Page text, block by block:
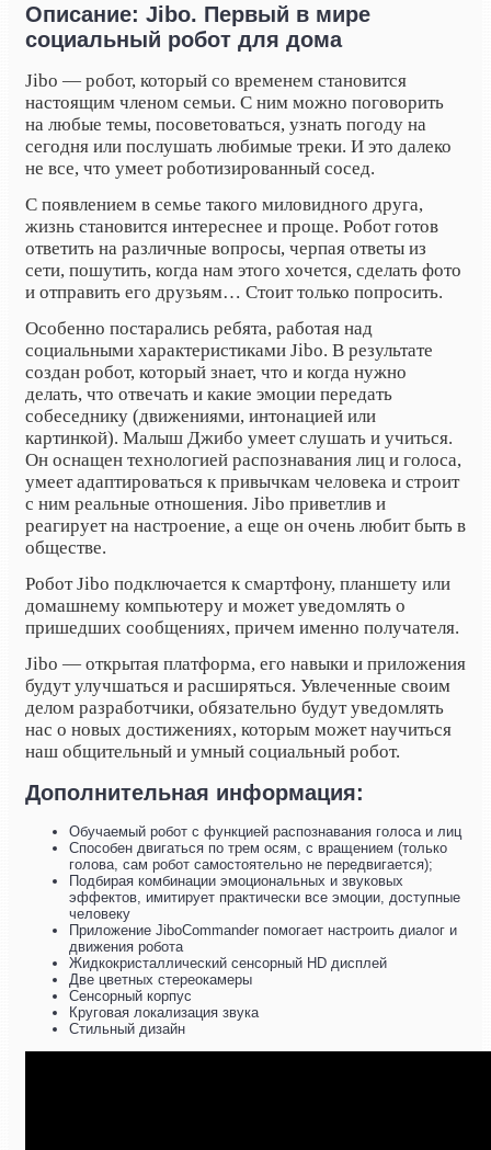
Описание: Jibo. Первый в мире
социальный робот для дома
Jibo — робот, который со временем становится
настоящим членом семьи. С ним можно поговорить
на любые темы, посоветоваться, узнать погоду на
сегодня или послушать любимые треки. И это далеко
не все, что умеет роботизированный сосед.
С появлением в семье такого миловидного друга,
жизнь становится интереснее и проще. Робот готов
ответить на различные вопросы, черпая ответы из
сети, пошутить, когда нам этого хочется, сделать фото
и отправить его друзьям… Стоит только попросить.
Особенно постарались ребята, работая над
социальными характеристиками Jibo. В результате
создан робот, который знает, что и когда нужно
делать, что отвечать и какие эмоции передать
собеседнику (движениями, интонацией или
картинкой). Малыш Джибо умеет слушать и учиться.
Он оснащен технологией распознавания лиц и голоса,
умеет адаптироваться к привычкам человека и строит
с ним реальные отношения. Jibo приветлив и
реагирует на настроение, а еще он очень любит быть в
обществе.
Робот Jibo подключается к смартфону, планшету или
домашнему компьютеру и может уведомлять о
пришедших сообщениях, причем именно получателя.
Jibo — открытая платформа, его навыки и приложения
будут улучшаться и расширяться. Увлеченные своим
делом разработчики, обязательно будут уведомлять
нас о новых достижениях, которым может научиться
наш общительный и умный социальный робот.
Дополнительная информация:
Обучаемый робот с функцией распознавания голоса и лиц
Способен двигаться по трем осям, с вращением (только
голова, сам робот самостоятельно не передвигается);
Подбирая комбинации эмоциональных и звуковых
эффектов, имитирует практически все эмоции, доступные
человеку
Приложение JiboCommander помогает настроить диалог и
движения робота
Жидкокристаллический сенсорный HD дисплей
Две цветных стереокамеры
Сенсорный корпус
Круговая локализация звука
Стильный дизайн